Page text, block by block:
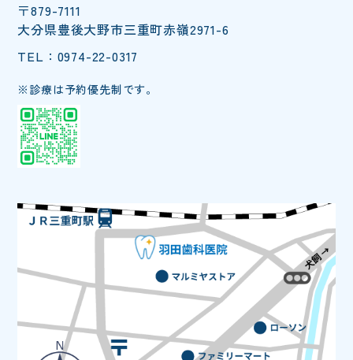
〒879-7111
大分県豊後大野市三重町赤嶺2971-6
TEL：0974-22-0317
※診療は予約優先制です。